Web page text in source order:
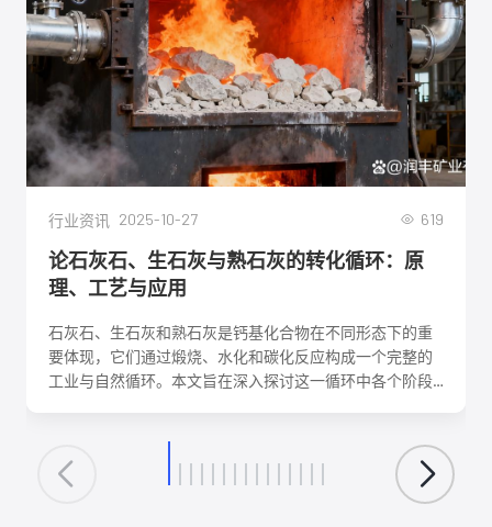
行业资讯 2025-10-27 619
论石灰石、生石灰与熟石灰的转化循环：原
理、工艺与应用
石灰石、生石灰和熟石灰是钙基化合物在不同形态下的重
要体现，它们通过煅烧、水化和碳化反应构成一个完整的
工业与自然循环。本文旨在深入探讨这一循环中各个阶段
优化生产工艺、降低能耗、实现资源可持续利用具有重要
意义。